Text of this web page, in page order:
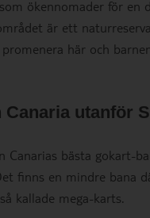
ökennomader för en
är ett
här och
utanför
Canarias bästa gokart-
finns en mindre bana
kallade mega-karts.